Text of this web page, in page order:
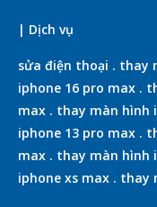
| Dịch vụ
sửa điện thoại . thay
iphone 16 pro max .
max . thay màn hình
iphone 13 pro max .
max . thay màn hình
iphone xs max . thay